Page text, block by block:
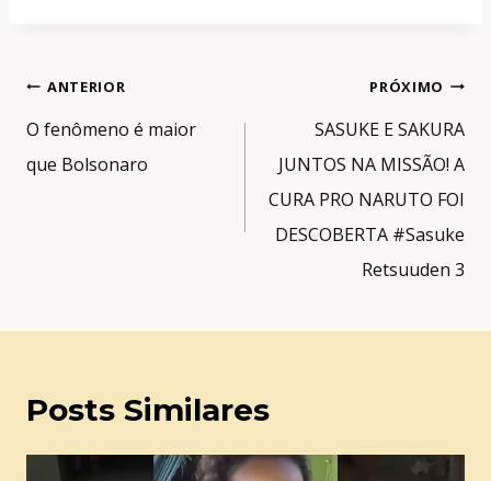
Navegação
de
Post
ANTERIOR
O fenômeno é maior
que Bolsonaro
PRÓXIMO
SASUKE E SAKURA
JUNTOS NA MISSÃO! A
CURA PRO NARUTO FOI
DESCOBERTA #Sasuke
Retsuuden 3
Posts Similares